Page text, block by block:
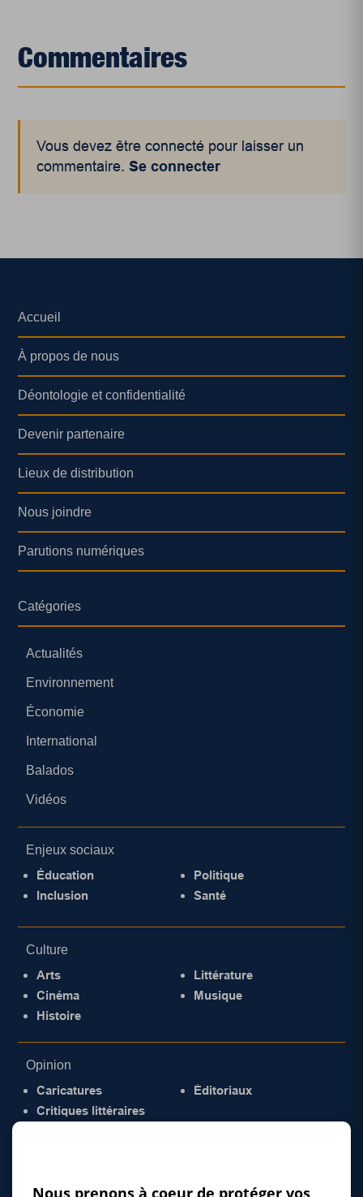
Commentaires
Vous devez être connecté pour laisser un
commentaire.Se connecter
Accueil
À propos de nous
Déontologie et confidentialité
Devenir partenaire
Lieux de distribution
Nous joindre
Parutions numériques
Catégories
Actualités
Environnement
Économie
International
Balados
Vidéos
Enjeux sociaux
Éducation
Inclusion
Politique
Santé
Culture
Arts
Cinéma
Histoire
Littérature
Musique
Opinion
Caricatures
Critiques littéraires
Éditoriaux
Nous prenons à coeur de protéger vos